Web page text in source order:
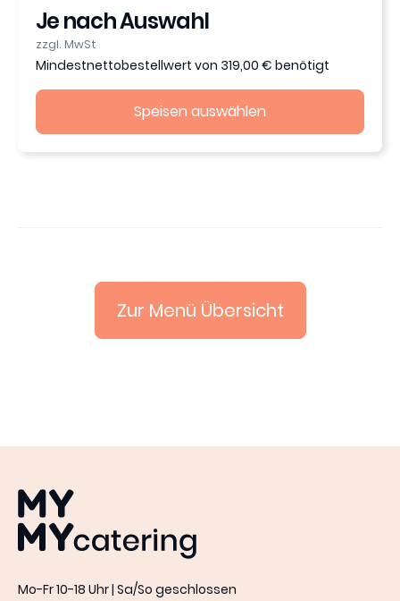
Je nach Auswahl
zzgl. MwSt
Mindestnettobestellwert von 319,00 € benötigt
Speisen auswählen
Zur Menü Übersicht
MYMY catering
Mo-Fr 10-18 Uhr | Sa/So geschlossen